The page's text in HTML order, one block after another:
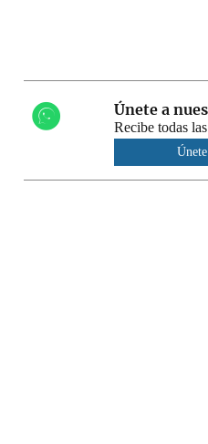
Únete a
Recibe todas
Únete